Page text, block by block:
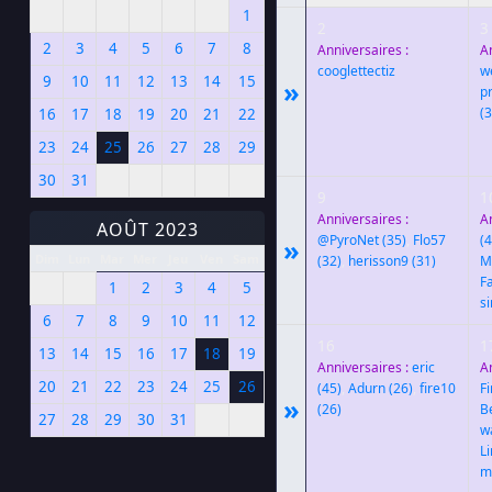
1
2
3 4 5 6 7
8
9
10 11 12 13 14
15
16
17 18 19 20 21
22
23
24 25 26 27 28
29
30
31
AOÛT 2023
1 2 3 4
5
6
7 8 9 10 11
12
13
14 15 16 17 18
19
20
21 22 23 24 25
26
27
28 29 30 31
»
Anniversaires :
cooglettectiz
»
Anniversaires :
@PyroNet(35) Flo57
(32) herisson9(31)
»
Anniversaires :eric
(45) Adurn(26) fire10
(26)